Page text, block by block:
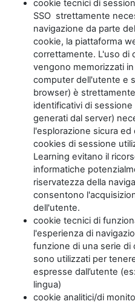
cookie tecnici di
SSO strettamente
navigazione da parte
cookie, la piattaforma
correttamente. L'uso di
vengono memorizzati
computer dell'utente e
browser) è
identificativi di
generati dal server)
l'esplorazione sicura
cookies di sessione
Learning evitano il
informatiche
riservatezza della
consentono
dell'utente.
cookie tecnici di
l'esperienza di
funzione di una serie di
sono utilizzati per
espresse dall’utente
lingua)
cookie analitici/di